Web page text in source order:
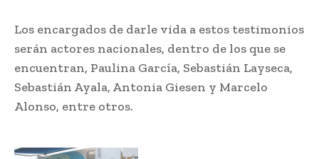
Los encargados de darle vida a estos testimonios
serán actores nacionales, dentro de los que se
encuentran, Paulina García, Sebastián Layseca,
Sebastián Ayala, Antonia Giesen y Marcelo
Alonso, entre otros.